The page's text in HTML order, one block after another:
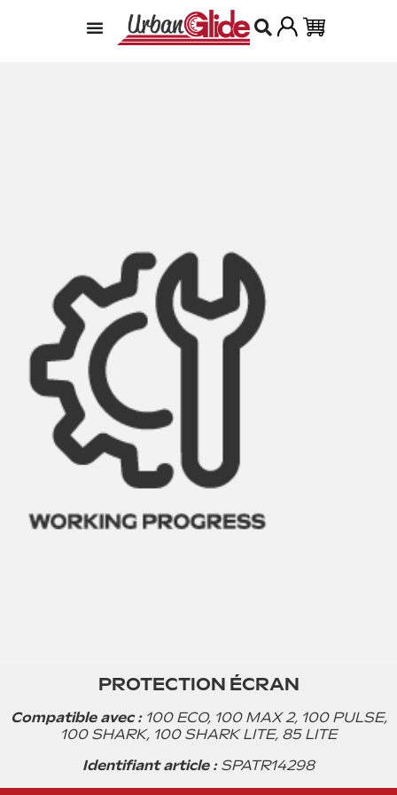
PROTECTION ÉCRAN
Compatible avec :100 ECO, 100 MAX 2, 100 PULSE,
100 SHARK, 100 SHARK LITE, 85 LITE
Identifiant article :SPATR14298
9.99€ TTC